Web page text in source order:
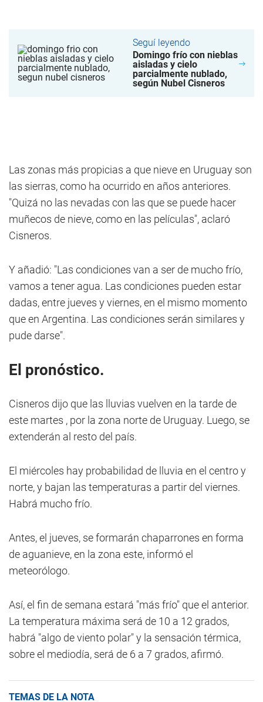
Seguí leyendo
Domingo frío con nieblas
aisladas y cielo
parcialmente nublado,
según Nubel Cisneros
Las zonas más propicias a que nieve en Uruguay son
las sierras, como ha ocurrido en años anteriores.
"Quizá no las nevadas con las que se puede hacer
muñecos de nieve, como en las películas", aclaró
Cisneros.
Y añadió: "Las condiciones van a ser de mucho frío,
vamos a tener agua. Las condiciones pueden estar
dadas, entre jueves y viernes, en el mismo momento
que en Argentina. Las condiciones serán similares y
pude darse".
El pronóstico.
Cisneros dijo que las lluvias vuelven en la tarde de
este martes , por la zona norte de Uruguay. Luego, se
extenderán al resto del país.
El miércoles hay probabilidad de lluvia en el centro y
norte, y bajan las temperaturas a partir del viernes.
Habrá mucho frío.
Antes, el jueves, se formarán chaparrones en forma
de aguanieve, en la zona este, informó el
meteorólogo.
Así, el fin de semana estará "más frío" que el anterior.
La temperatura máxima será de 10 a 12 grados,
habrá "algo de viento polar" y la sensación térmica,
sobre el mediodía, será de 6 a 7 grados, afirmó.
TEMAS DE LA NOTA